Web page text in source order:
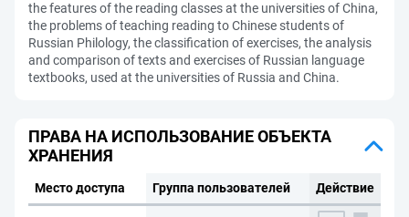
the features of the reading classes at the universities of China,
the problems of teaching reading to Chinese students of
Russian Philology, the classification of exercises, the analysis
and comparison of texts and exercises of Russian language
textbooks, used at the universities of Russia and China.
ПРАВА НА ИСПОЛЬЗОВАНИЕ ОБЪЕКТА
ХРАНЕНИЯ
Место доступа Группа пользователей Действие